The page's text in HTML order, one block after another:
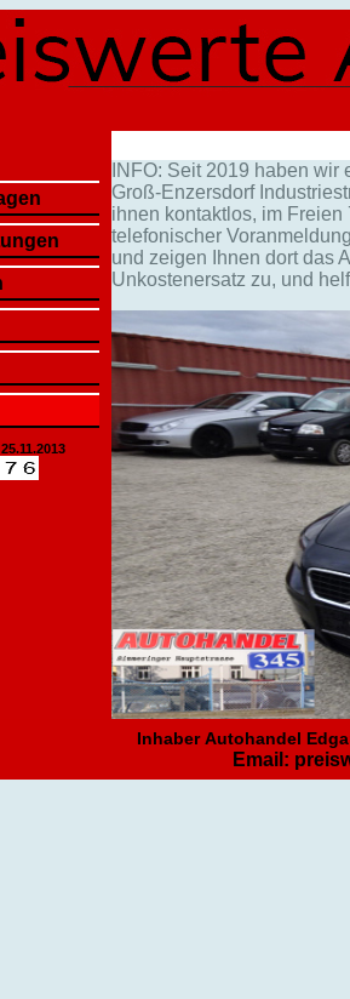
INFO: Seit 2019 haben
Groß-Enzersdorf
ihnen kontaktlos, im Freien
telefonischer
und zeigen Ihnen dort das
Unkostenersatz zu, und
Inhaber Autohandel
Email: